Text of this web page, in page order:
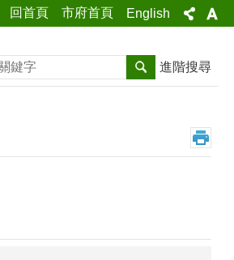
回首頁 市府首頁 English
搜尋 進階搜尋